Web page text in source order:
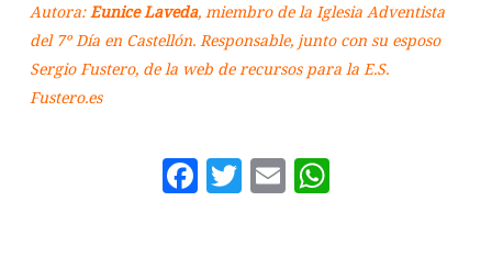
Autora:Eunice Laveda, miembro de la Iglesia Adventista
del 7º Día en Castellón. Responsable, junto con su esposo
Sergio Fustero, de la web de recursos para la E.S.
Fustero.es
Facebook
Twitter
Email